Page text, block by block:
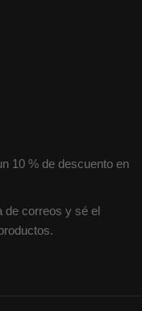
10 % de descuento en
de correos y sé el